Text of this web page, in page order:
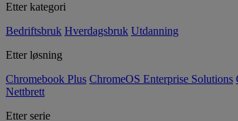
Etter kategori
Bedriftsbruk Hverdagsbruk Utdanning
Etter løsning
Chromebook Plus ChromeOS Enterprise Solutions
Nettbrett
Etter serie